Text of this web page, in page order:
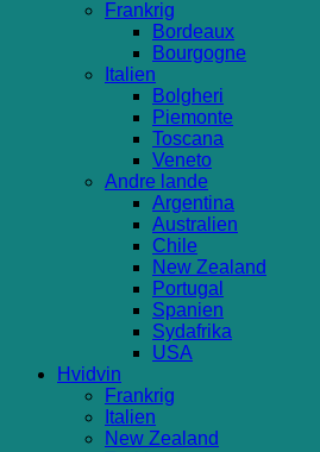
Frankrig
Bordeaux
Bourgogne
Italien
Bolgheri
Piemonte
Toscana
Veneto
Andre lande
Argentina
Australien
Chile
New Zealand
Portugal
Spanien
Sydafrika
USA
Hvidvin
Frankrig
Italien
New Zealand